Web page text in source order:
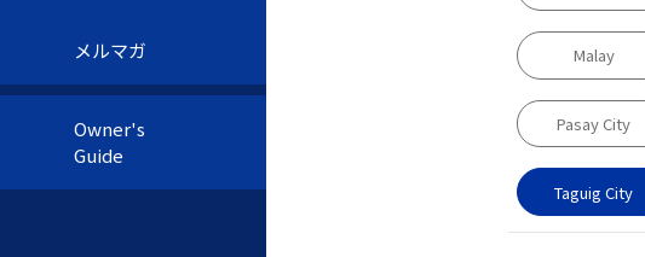
メルマガ
Owner's
Guide
Malay
Pasay City
Taguig City